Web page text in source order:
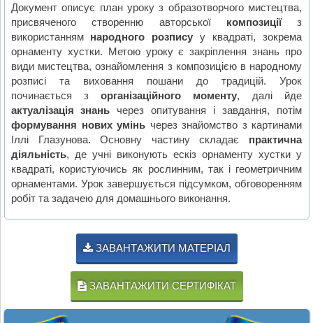
Документ описує план уроку з образотворчого мистецтва,
присвяченого створенню авторської композиціїз
використанням народного розпису у квадраті, зокрема
орнаменту хустки. Метою уроку є закріплення знань про
види мистецтва, ознайомлення з композицією в народному
розписі та виховання пошани до традицій. Урок
починається зорганізаційного моменту, далі йде
актуалізація знань через опитування і завдання, потім
формування нових умінь через знайомство з картинами
Іллі Глазунова. Основну частину складає практична
діяльність, де учні виконують ескіз орнаменту хустки у
квадраті, користуючись як рослинним, так і геометричним
орнаментами. Урок завершується підсумком, обговоренням
робіт та задачею для домашнього виконання.
ЗАВАНТАЖИТИ МАТЕРІАЛ
ЗАВАНТАЖИТИ СЕРТИФІКАТ